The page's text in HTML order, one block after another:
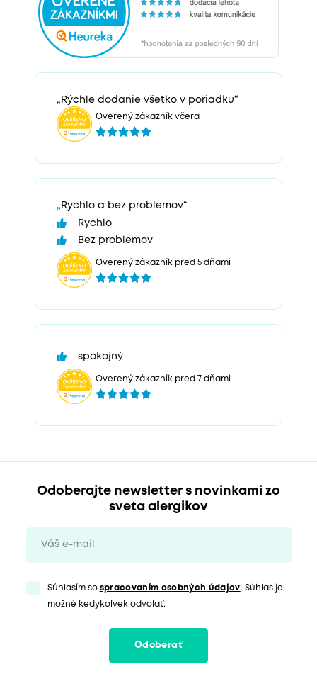
„Rýchle dodanie všetko v poriadku“
Overený zákazník včera
„Rychlo a bez problemov“
Rychlo
Bez problemov
Overený zákazník pred 5 dňami
spokojný
Overený zákazník pred 7 dňami
Odoberajte newsletter s novinkami zo
sveta alergikov
Súhlasím so spracovaním osobných údajov. Súhlas je
možné kedykoľvek odvolať.
Odoberať